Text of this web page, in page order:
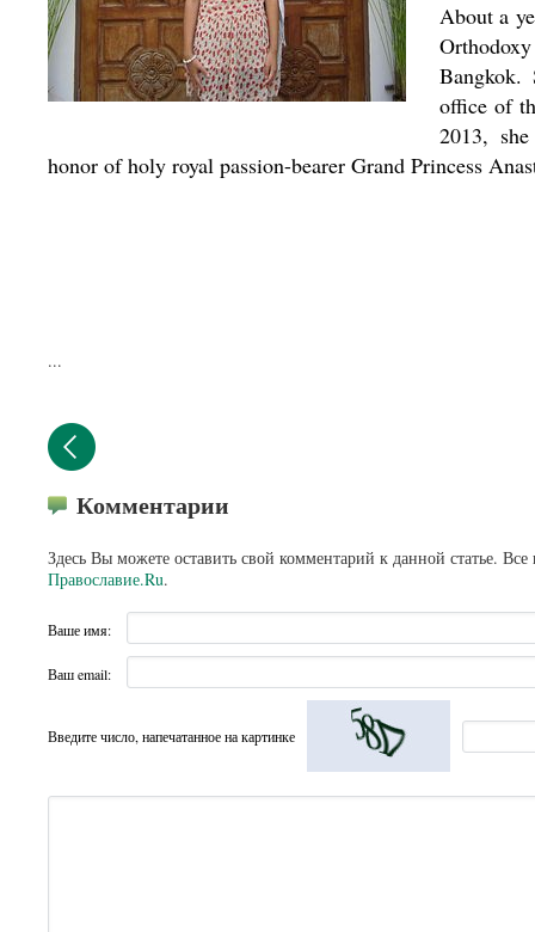
About a
Bangkok.
office of
2013,
honor of holy royal passion-bearer Grand Princess
...
Комментарии
Здесь Вы можете оставить свой комментарий к данной статье.
Православие.Ru.
Ваше имя:
Ваш email:
Введите число, напечатанное на картинке